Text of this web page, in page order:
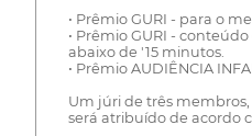
• Prêmio GURI - para o
• Prêmio GURI -
abaixo de '15 minutos.
• Prêmio AUDIÊNCIA
Um júri de três membros,
será atribuído de acordo